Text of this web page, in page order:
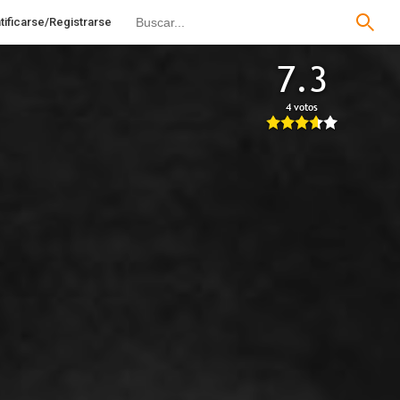
Registrarse
7.3
4 votos